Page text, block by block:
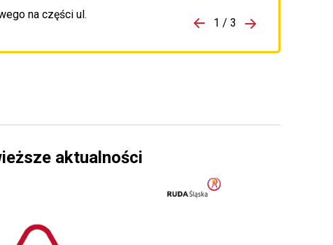
na części ul.
Przejdź do porzpedniego komunikatu 1 / 3
Przejdź do
aktualności